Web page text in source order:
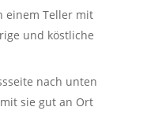
einem Teller mit
und köstliche
nach unten
sie gut an Ort